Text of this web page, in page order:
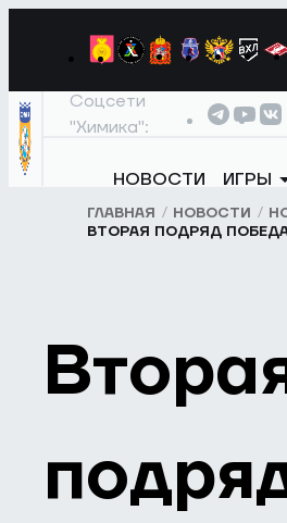
Соцсети
"Химика":
НОВОСТИ ИГРЫ
ГЛАВНАЯ НОВОСТИ
ВТОРАЯ ПОДРЯД